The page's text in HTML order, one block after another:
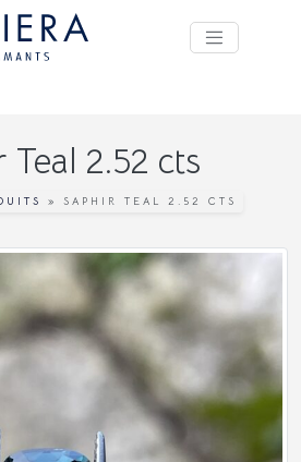
Teal 2.52 cts
» SAPHIR TEAL 2.52 CTS